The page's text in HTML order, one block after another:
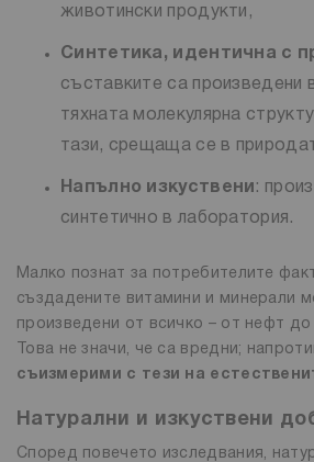
животински продукти,
Синтетика, идентична с
съставките са произведени
тяхната молекулярна
тази, срещаща се в
Напълно изкуствени :
синтетично в лаборатория.
Малко познат за потребителите
създадените витамини и минерали
произведени от всичко – от нефт до
Това не значи, че са вредни;
съизмерими с тези на
Натурални и изкуствени
Според повечето изследвания,